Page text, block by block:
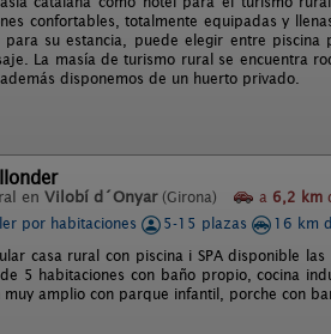
confortables, totalmente equipadas y
su estancia, puede elegir entre
La masía de turismo rural se encuentra
disponemos de un huerto privado.
en Vilobí d´Onyar (Girona) a 6,2 km
por habitaciones
5-15 plazas 16 km
casa rural con piscina i SPA disponible
5 habitaciones con baño propio, cocina
amplio con parque infantil, porche con